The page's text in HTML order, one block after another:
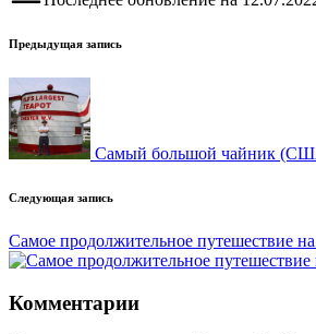
Навигация
записи
Предыдущая запись
Самый большой чайник
Следующая запись
Самое продолжительное путешествие
Комментарии